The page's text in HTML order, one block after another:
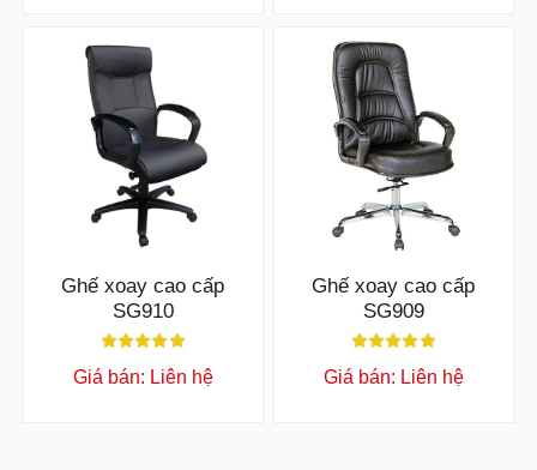
Ghế xoay cao cấp
SG910
Giá bán: Liên hệ
Ghế xoay cao cấp
SG909
Giá bán: Liên hệ